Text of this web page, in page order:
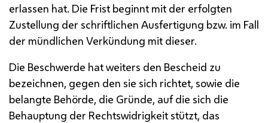
erlassen hat. Die Frist beginnt mit der erfolgten
Zustellung der schriftlichen Ausfertigung bzw. im Fall
der mündlichen Verkündung mit dieser.
Die Beschwerde hat weiters den Bescheid zu
bezeichnen, gegen den sie sich richtet, sowie die
belangte Behörde, die Gründe, auf die sich die
Behauptung der Rechtswidrigkeit stützt, das